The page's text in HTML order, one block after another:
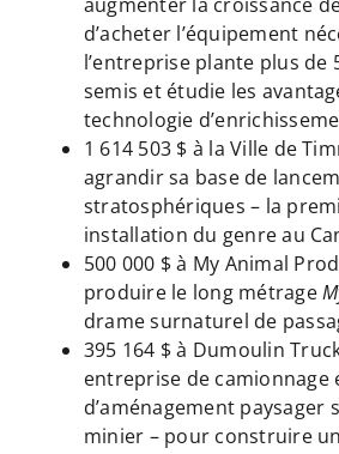
d’acheter l’équipement
l’entreprise plante plus de
semis et étudie les
technologie
1 614 503 $ à la Ville de
agrandir sa base de
stratosphériques – la
installation du genre au
500 000 $ à My Animal
produire le long métrage
drame surnaturel de
395 164 $ à Dumoulin
entreprise de camionnage
d’aménagement paysager
minier – pour construire